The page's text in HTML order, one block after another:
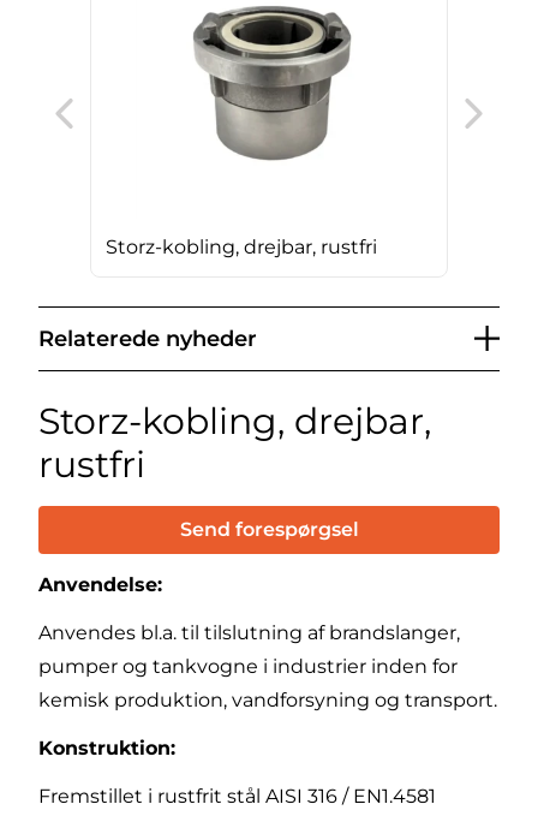
Storz-kobling, drejbar, rustfri
Relaterede nyheder
Storz-kobling, drejbar,
rustfri
Send forespørgsel
Anvendelse:
Anvendes bl.a. til tilslutning af brandslanger,
pumper og tankvogne i industrier inden for
kemisk produktion, vandforsyning og transport.
Konstruktion:
Fremstillet i rustfrit stål AISI 316 / EN1.4581